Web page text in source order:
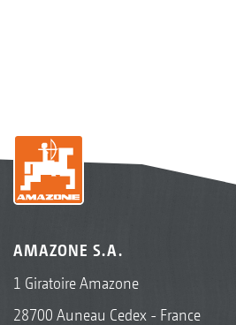
AMAZONE S.A.
1 Giratoire Amazone
28700 Auneau Cedex - France